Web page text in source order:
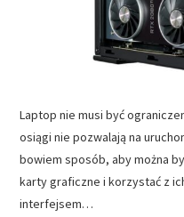
Laptop nie musi być
osiągi nie pozwalają na
bowiem sposób, aby można
karty graficzne i korzystać z
interfejsem…